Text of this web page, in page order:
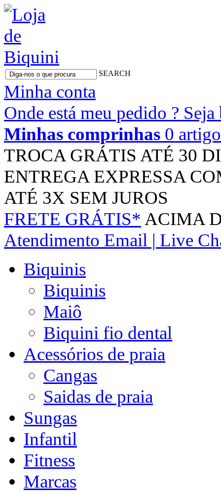
SEARCH
Minha conta
Onde está meu pedido ?
Minhas comprinhas 0
TROCA GRÁTIS ATÉ 30
ENTREGA EXPRESSA
ATÉ 3X SEM JUROS
FRETE GRÁTIS* ACIMA
Atendimento Email | Live
Biquinis
Biquinis
Maiô
Biquini fio dental
Acessórios de praia
Cangas
Saidas de praia
Sungas
Infantil
Fitness
Marcas